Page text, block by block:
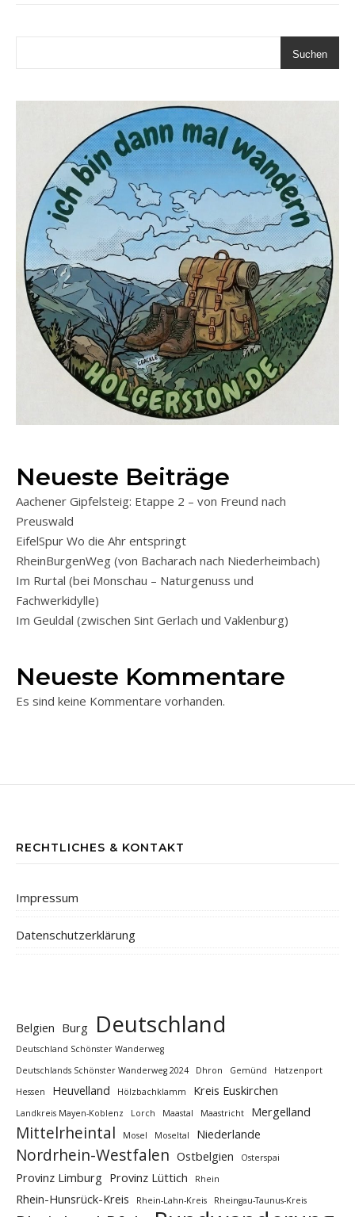
Suchen
Neueste Beiträge
Aachener Gipfelsteig: Etappe 2 – von Freund nach
Preuswald
EifelSpur Wo die Ahr entspringt
RheinBurgenWeg (von Bacharach nach Niederheimbach)
Im Rurtal (bei Monschau – Naturgenuss und
Fachwerkidylle)
Im Geuldal (zwischen Sint Gerlach und Vaklenburg)
Neueste Kommentare
Es sind keine Kommentare vorhanden.
RECHTLICHES & KONTAKT
Impressum
Datenschutzerklärung
Belgien Burg Deutschland
Deutschland Schönster Wanderweg
Deutschlands Schönster Wanderweg 2024
Dhron Gemünd
Hatzenport
Hessen
Heuvelland Hölzbachklamm Kreis Euskirchen
Landkreis Mayen-Koblenz Lorch Maastal Maastricht Mergelland
Mittelrheintal Mosel Moseltal Niederlande
Nordrhein-Westfalen Ostbelgien Osterspai
Provinz Limburg Provinz Lüttich Rhein
Rhein-Hunsrück-Kreis Rhein-Lahn-Kreis Rheingau-Taunus-Kreis